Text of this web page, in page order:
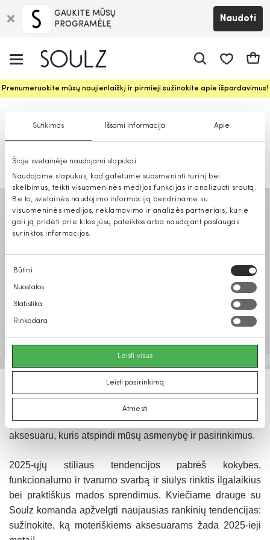
Sutikimas Išsami informacija Apie
Šioje svetainėje naudojami slapukai
Naudojame slapukus, kad galėtume suasmeninti turinį bei
skelbimus, teikti visuomeninės medijos funkcijas ir analizuoti srautą.
Be to, svetainės naudojimo informaciją bendriname su
visuomeninės medijos, reklamavimo ir analizės partneriais, kurie
gali ją pridėti prie kitos jūsų pateiktos arba naudojant paslaugas
surinktos informacijos.
Sutikimo
pasirinkimas
Būtini
Nuostatos
Statistika
Rinkodara
Leisti visus
Leisti pasirinkimą
Atmesti
GAUKITE MŪSŲ
PROGRAMĖLĘ
Naudoti
Prenumeruokite mūsų naujienlaiškį ir pirmieji sužinokite apie išpardavimus!
Moteriškos rankinės 2025-
išlieka nepakeičiami. Vienas tokių –
Jos ne tik papildo kasdienį stilių, bet ir išlieka svarbiu
aksesuaru, kuris atspindi mūsų asmenybę ir pasirinkimus.
2025-ųjų stiliaus tendencijos pabrėš kokybės,
funkcionalumo ir tvarumo svarbą ir siūlys rinktis ilgalaikius
bei praktiškus mados sprendimus. Kviečiame drauge su
Soulz komanda apžvelgti naujausias rankinių tendencijas:
sužinokite, ką moteriškiems aksesuarams žada 2025-ieji